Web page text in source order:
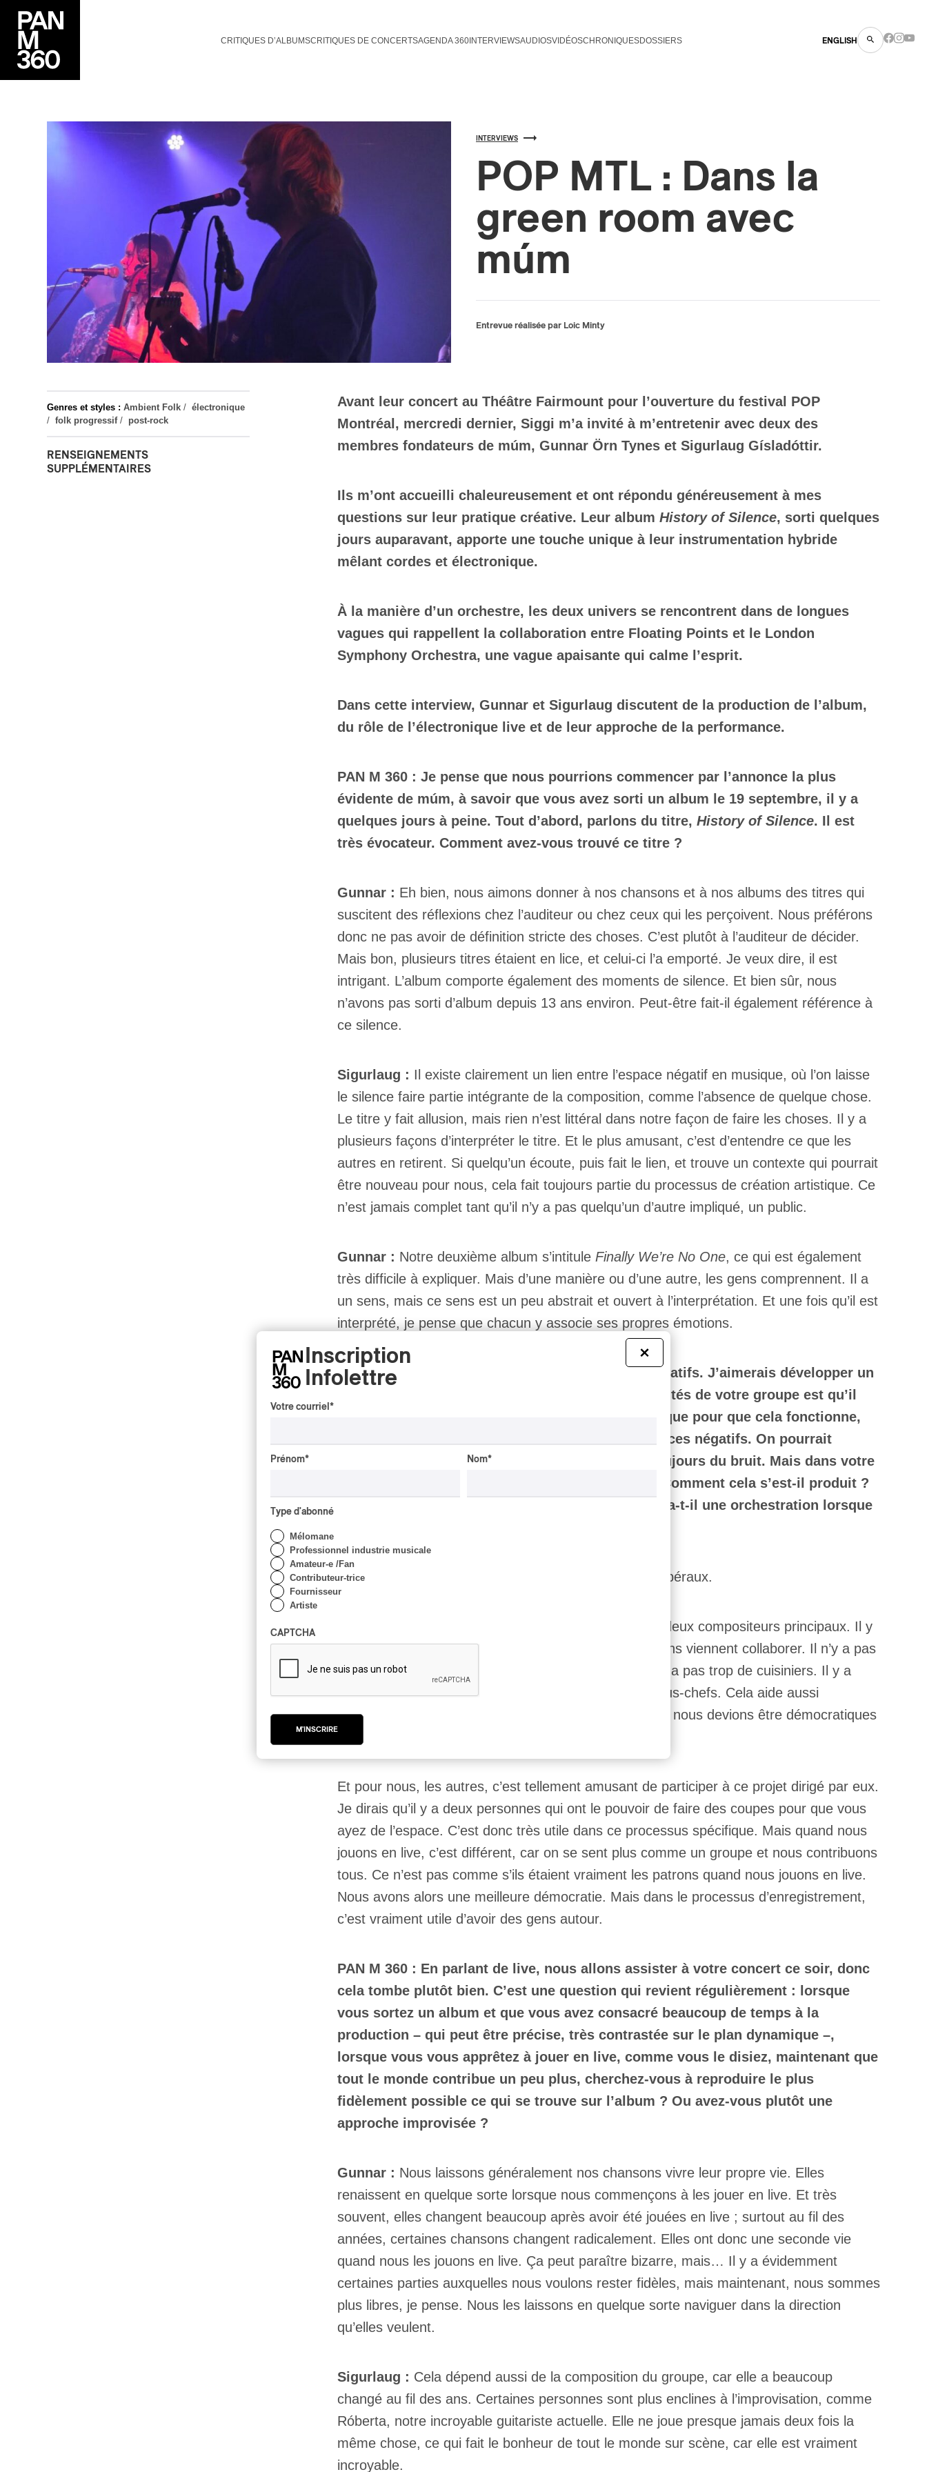
CRITIQUES D’ALBUMSCRITIQUES DE CONCERTSAGENDA 360INTERVIEWSAUDIOSVIDÉOSCHRONIQUESDOSSIERS ENGLISH
INTERVIEWS
POP MTL : Dans la
green room avec
múm
Entrevue réalisée par Loic Minty
Genres et styles : Ambient Folk / électronique
/ folk progressif/ post-rock
RENSEIGNEMENTS
SUPPLÉMENTAIRES
Avant leur concert au Théâtre Fairmount pour l’ouverture du festival POP
Montréal, mercredi dernier, Siggi m’a invité à m’entretenir avec deux des
membres fondateurs de múm, Gunnar Örn Tynes et Sigurlaug Gísladóttir.
Ils m’ont accueilli chaleureusement et ont répondu généreusement à mes
questions sur leur pratique créative. Leur album History of Silence, sorti quelques
jours auparavant, apporte une touche unique à leur instrumentation hybride
mêlant cordes et électronique.
À la manière d’un orchestre, les deux univers se rencontrent dans de longues
vagues qui rappellent la collaboration entre Floating Points et le London
Symphony Orchestra, une vague apaisante qui calme l’esprit.
Dans cette interview, Gunnar et Sigurlaug discutent de la production de l’album,
du rôle de l’électronique live et de leur approche de la performance.
PAN M 360 : Je pense que nous pourrions commencer par l’annonce la plus
évidente de múm, à savoir que vous avez sorti un album le 19 septembre, il y a
quelques jours à peine. Tout d’abord, parlons du titre, History of Silence. Il est
très évocateur. Comment avez-vous trouvé ce titre ?
Gunnar : Eh bien, nous aimons donner à nos chansons et à nos albums des titres qui
suscitent des réflexions chez l’auditeur ou chez ceux qui les perçoivent. Nous préférons
donc ne pas avoir de définition stricte des choses. C’est plutôt à l’auditeur de décider.
Mais bon, plusieurs titres étaient en lice, et celui-ci l’a emporté. Je veux dire, il est
intrigant. L’album comporte également des moments de silence. Et bien sûr, nous
n’avons pas sorti d’album depuis 13 ans environ. Peut-être fait-il également référence à
ce silence.
Sigurlaug : Il existe clairement un lien entre l’espace négatif en musique, où l’on laisse
le silence faire partie intégrante de la composition, comme l’absence de quelque chose.
Le titre y fait allusion, mais rien n’est littéral dans notre façon de faire les choses. Il y a
plusieurs façons d’interpréter le titre. Et le plus amusant, c’est d’entendre ce que les
autres en retirent. Si quelqu’un écoute, puis fait le lien, et trouve un contexte qui pourrait
être nouveau pour nous, cela fait toujours partie du processus de création artistique. Ce
n’est jamais complet tant qu’il n’y a pas quelqu’un d’autre impliqué, un public.
Gunnar : Notre deuxième album s’intitule Finally We’re No One, ce qui est également
très difficile à expliquer. Mais d’une manière ou d’une autre, les gens comprennent. Il a
un sens, mais ce sens est un peu abstrait et ouvert à l’interprétation. Et une fois qu’il est
interprété, je pense que chacun y associe ses propres émotions.
PAN M 360 : Vous avez mentionné les espaces négatifs. J’aimerais développer un
peu ce point, car je pense que l’une des particularités de votre groupe est qu’il
compte beaucoup de membres. Je suppose donc que pour que cela fonctionne,
tout le monde doit être très conscient de ces espaces négatifs. On pourrait
penser qu’avec autant de personnes, il y aurait toujours du bruit. Mais dans votre
musique, il y a en fait une sensibilité très calme. Comment cela s’est-il produit ?
Est-ce dû aux personnes que vous choisissez ? Y a-t-il une orchestration lorsque
Gunnar : Non, nous sommes très démocratiques et libéraux.
Je dois dire qu’il y a un avantage à avoir deux compositeurs principaux. Il y
a deux personnes pour qui c’est votre projet, et les gens viennent collaborer. Il n’y a pas
trop de cuisiniers dans la cuisine, pour ainsi dire. Il n’y a pas trop de cuisiniers. Il y a
deux cuisiniers dans la cuisine, puis une équipe de sous-chefs. Cela aide aussi
beaucoup pour la direction. Ce serait beaucoup trop si nous devions être démocratiques
pour chaque décision dans les moindres détails.
Et pour nous, les autres, c’est tellement amusant de participer à ce projet dirigé par eux.
Je dirais qu’il y a deux personnes qui ont le pouvoir de faire des coupes pour que vous
ayez de l’espace. C’est donc très utile dans ce processus spécifique. Mais quand nous
jouons en live, c’est différent, car on se sent plus comme un groupe et nous contribuons
tous. Ce n’est pas comme s’ils étaient vraiment les patrons quand nous jouons en live.
Nous avons alors une meilleure démocratie. Mais dans le processus d’enregistrement,
c’est vraiment utile d’avoir des gens autour.
PAN M 360 : En parlant de live, nous allons assister à votre concert ce soir, donc
cela tombe plutôt bien. C’est une question qui revient régulièrement : lorsque
vous sortez un album et que vous avez consacré beaucoup de temps à la
production – qui peut être précise, très contrastée sur le plan dynamique –,
lorsque vous vous apprêtez à jouer en live, comme vous le disiez, maintenant que
tout le monde contribue un peu plus, cherchez-vous à reproduire le plus
fidèlement possible ce qui se trouve sur l’album ? Ou avez-vous plutôt une
approche improvisée ?
Gunnar : Nous laissons généralement nos chansons vivre leur propre vie. Elles
renaissent en quelque sorte lorsque nous commençons à les jouer en live. Et très
souvent, elles changent beaucoup après avoir été jouées en live ; surtout au fil des
années, certaines chansons changent radicalement. Elles ont donc une seconde vie
quand nous les jouons en live. Ça peut paraître bizarre, mais… Il y a évidemment
certaines parties auxquelles nous voulons rester fidèles, mais maintenant, nous sommes
plus libres, je pense. Nous les laissons en quelque sorte naviguer dans la direction
qu’elles veulent.
Sigurlaug : Cela dépend aussi de la composition du groupe, car elle a beaucoup
changé au fil des ans. Certaines personnes sont plus enclines à l’improvisation, comme
Róberta, notre incroyable guitariste actuelle. Elle ne joue presque jamais deux fois la
même chose, ce qui fait le bonheur de tout le monde sur scène, car elle est vraiment
incroyable.
×
Inscription
Infolettre
Votre courriel *
Prénom* Nom*
Type d'abonné
Mélomane
Professionnel industrie musicale
Amateur-e /Fan
Contributeur-trice
Fournisseur
Artiste
CAPTCHA
M'INSCRIRE